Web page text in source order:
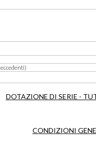
DOTAZIONE DI SERIE -
CONDIZIONI